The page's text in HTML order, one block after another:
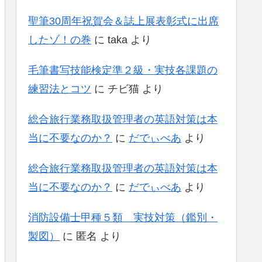
聖筆30周年祝賀会＆誌上展表彰式に出席
したゾ！の巻 に taka より
毛筆書写技能検定準２級・実技各課題の
練習法とコツ に チビ猫 より
総合旅行業務取扱管理者の英語対策は本
当に不要なのか？ に だでぃべあ より
総合旅行業務取扱管理者の英語対策は本
当に不要なのか？ に だでぃべあ より
消防設備士甲種５類 実技対策（鑑別・
製図）
に 匿名 より